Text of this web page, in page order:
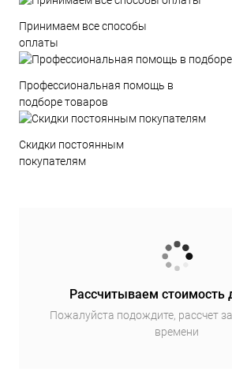
Принимаем все способы
оплаты
Профессиональная помощь в
подборе товаров
Скидки постоянным
покупателям
Рассчитываем стоимость
Пожалуйста подождите, рассчет
времени